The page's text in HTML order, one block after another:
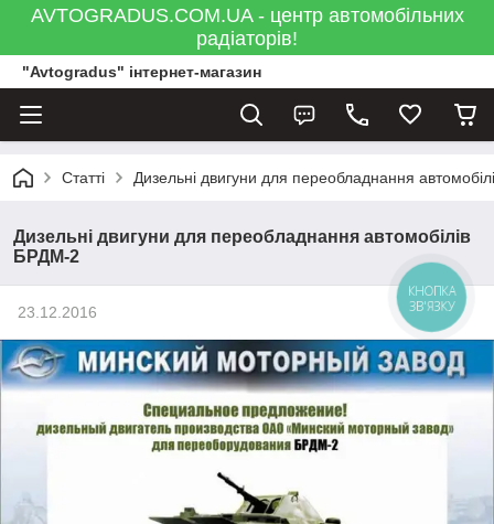
AVTOGRADUS.COM.UA - центр автомобільних
радіаторів!
"Avtogradus" інтернет-магазин
Статті Дизельні двигуни для переобладнання
Дизельні двигуни для переобладнання автомобілів
БРДМ-2
23.12.2016
КНОПКА
ЗВ'ЯЗКУ